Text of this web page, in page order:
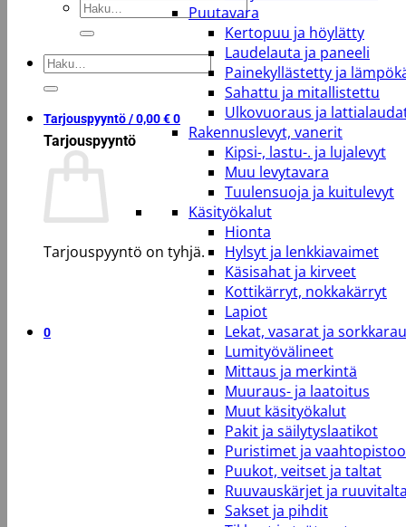
Etsi:
Etsi:
Tarjouspyyntö /0,00€0
Tarjouspyyntö
Tarjouspyyntö on tyhjä.
0
Puutavara
Kertopuu ja höylätty
Laudelauta ja paneeli
Painekyllästetty ja
Sahattu ja mitallistettu
Ulkovuoraus ja
Rakennuslevyt, vanerit
Kipsi-, lastu-. ja lujalevyt
Muu levytavara
Tuulensuoja ja kuitulevyt
Käsityökalut
Hionta
Hylsyt ja lenkkiavaimet
Käsisahat ja kirveet
Kottikärryt, nokkakärryt
Lapiot
Lekat, vasarat ja
Lumityövälineet
Mittaus ja merkintä
Muuraus- ja laatoitus
Muut käsityökalut
Pakit ja säilytyslaatikot
Puristimet ja
Puukot, veitset ja taltat
Ruuvauskärjet ja
Sakset ja pihdit